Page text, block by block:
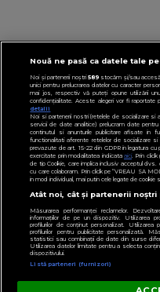
Nouă ne pasă ca datele tale
Noi și partenerii noștri589stocăm și/sau
unici pentru prelucrarea datelor cu caracter
mai jos, respectiv vă puteți opune utilizării
confidențialitate. Aceste alegeri vor fi raportate
detalii
Noi si partenerii nostri (retelele de socializare si
servicii de date analitice) prelucram date
continutul si anunturile publicitare afisate in
functionalitati aferente retelelor de socializare
prevazute de art. 15-22 din GDPR in legatura
exercitate prin modalitatea indicataaici. Prin click
de tip Cookie, care implica inclusiv acceptul dvs.
cu care colaboram. Prin click pe “VREAU SA
in mod individual, mai putin cele legate de
Atât noi, cât și partenerii
Măsurarea performanței reclamelor.
informațiilor de pe un dispozitiv. Utilizarea
profilurilor de conținut personalizat. Utilizarea
profilurilor pentru publicitate personalizată.
statistici sau combinații de date din surse
Utilizarea datelor limitate pentru a selecta
dispozitivului.
Listă parteneri (furnizori)